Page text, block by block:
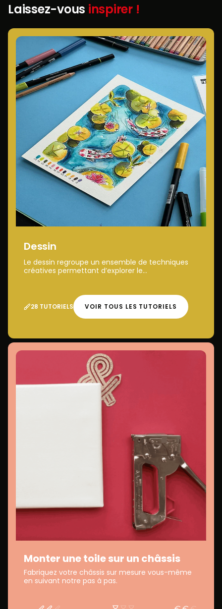
Laissez-vous inspirer !
Dessin
Le dessin regroupe un ensemble de techniques
créatives permettant d’explorer le...
28 TUTORIELS VOIR TOUS LES TUTORIELS
Monter une toile sur un châssis
Fabriquez votre châssis sur mesure vous-même
en suivant notre pas à pas.